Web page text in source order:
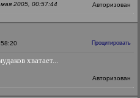
2005, 00:57:44 Авторизован
Процитировать
хватает...
Авторизован